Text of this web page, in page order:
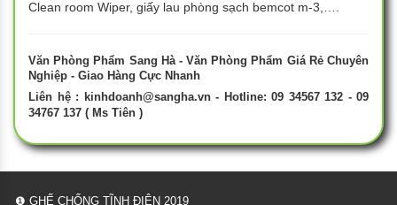
Clean room Wiper, giấy lau phòng sạch bemcot m-3,….
Văn Phòng Phẩm Sang Hà - Văn Phòng Phẩm Giá Rẻ Chuyên
Nghiệp - Giao Hàng Cực Nhanh
Liên hệ : kinhdoanh@sangha.vn- Hotline: 09 34567 132 - 09
34767 137 ( Ms Tiên )
❶ GHẾ CHỐNG TĨNH ĐIỆN 2019